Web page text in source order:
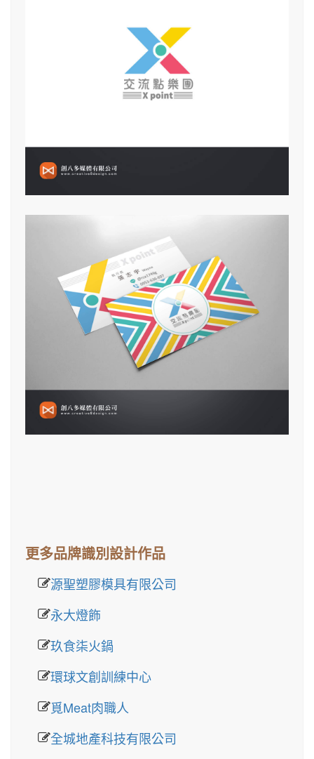
更多品牌識別設計作品
源聖塑膠模具有限公司
永大燈飾
玖食柒火鍋
環球文創訓練中心
覓Meat肉職人
全城地產科技有限公司